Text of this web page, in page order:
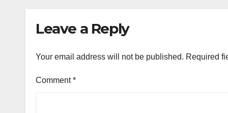
Leave a Reply
Your email address will not be published. Required
Comment*